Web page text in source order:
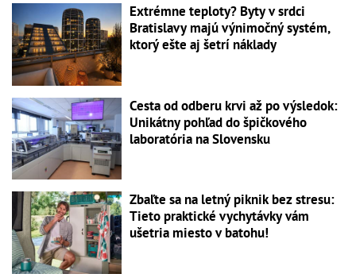
Extrémne teploty? Byty v srdci
Bratislavy majú výnimočný systém,
ktorý ešte aj šetrí náklady
Cesta od odberu krvi až po výsledok:
Unikátny pohľad do špičkového
laboratória na Slovensku
Zbaľte sa na letný piknik bez stresu:
Tieto praktické vychytávky vám
ušetria miesto v batohu!